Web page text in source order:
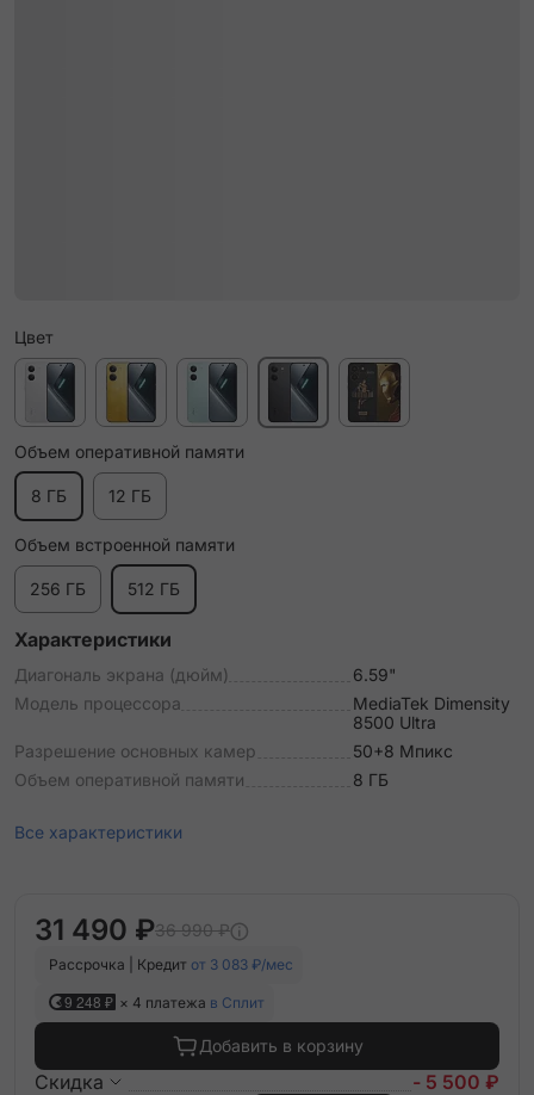
Цвет
Объем оперативной памяти
8 ГБ 12 ГБ
Объем встроенной памяти
256 ГБ 512 ГБ
Характеристики
Диагональ экрана (дюйм)
6.59"
Модель процессора
MediaTek Dimensity
8500 Ultra
Разрешение основных камер
50+8 Мпикс
Объем оперативной памяти
8 ГБ
Все характеристики
31 490 ₽36 990 ₽
Рассрочка | Кредит от 3 083 ₽/мес
9 248 ₽ × 4 платежа в Сплит
Добавить в корзину
Скидка - 5 500 ₽